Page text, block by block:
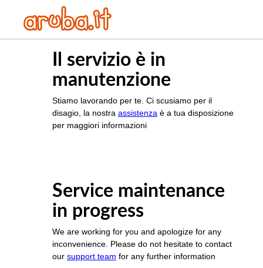
Il servizio è in
manutenzione
Stiamo lavorando per te. Ci scusiamo per il
disagio, la nostra assistenza è a tua disposizione
per maggiori informazioni
Service maintenance
in progress
We are working for you and apologize for any
inconvenience. Please do not hesitate to contact
our support team for any further information